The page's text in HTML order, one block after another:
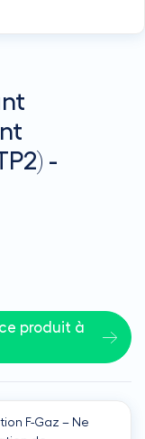
-
produit à
F-Gaz – Ne